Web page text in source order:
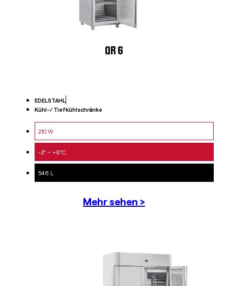
QR 6
EDELSTAHL
Kühl-/ Tiefkühlschränke
210 W
-2° ~ +8°C
546 L
Mehr sehen >